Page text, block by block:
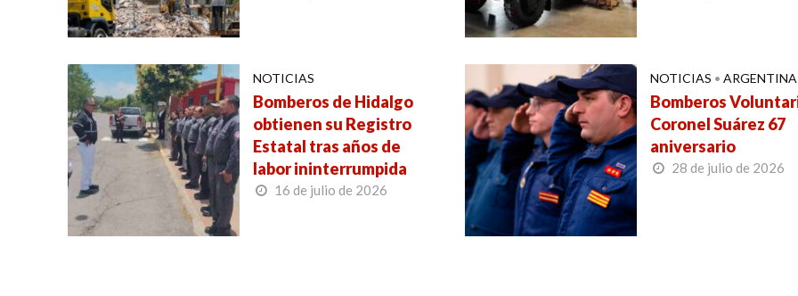
NOTICIAS
Bomberos de Hidalgo
obtienen su Registro
Estatal tras años de
labor ininterrumpida
16 de julio de 2026
NOTICIAS • ARGENTINA
Bomberos
Coronel Suárez 67
aniversario
28 de julio de 2026